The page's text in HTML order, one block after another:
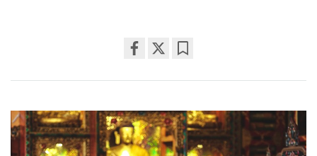
on